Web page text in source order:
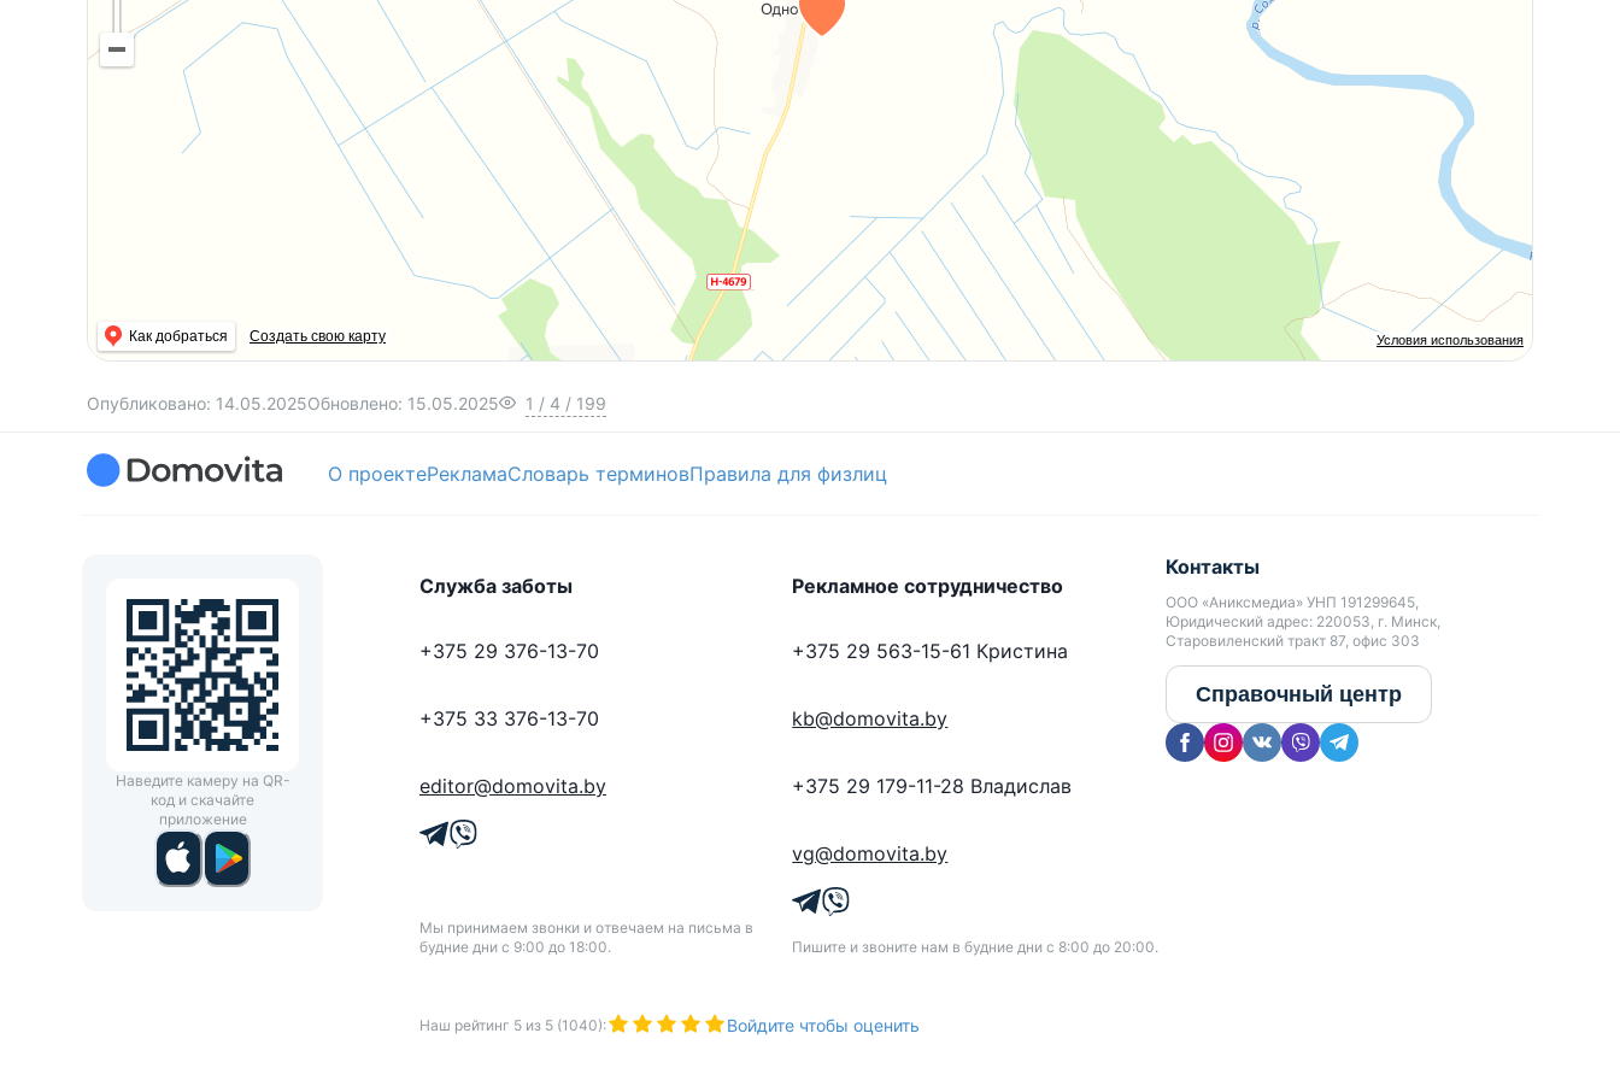
Условия использования
Как добраться Создать свою карту
Опубликовано: 14.05.2025Обновлено: 15.05.2025 1 / 4 / 199
О проектеРекламаСловарь терминовПравила для физлиц
Наведите камеру на QR-
код и скачайте
приложение
Служба заботы
+375 29 376-13-70
+375 33 376-13-70
editor@domovita.by
Мы принимаем звонки и отвечаем на письма в
будние дни с 9:00 до 18:00.
Рекламное сотрудничество
+375 29 563-15-61 Кристина
kb@domovita.by
+375 29 179-11-28 Владислав
vg@domovita.by
Пишите и звоните нам в будние дни с 8:00 до 20:00.
Контакты
ООО «Аниксмедиа» УНП 191299645,
Юридический адрес: 220053, г. Минск,
Старовиленский тракт 87, офис 303
Справочный центр
Наш рейтинг 5 из 5 (1040): Войдите чтобы оценить